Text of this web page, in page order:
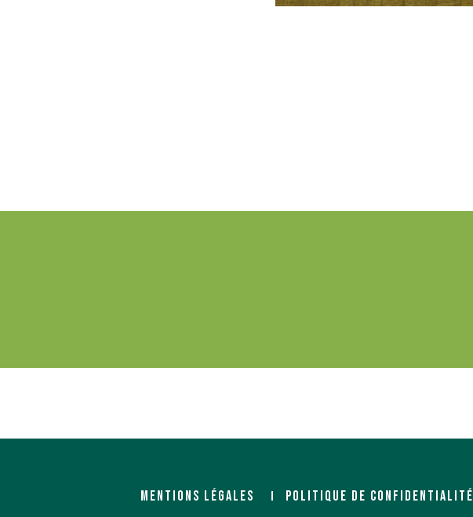
MENTIONS LÉGALES POLITIQUE DE CONFIDENTIALITÉ